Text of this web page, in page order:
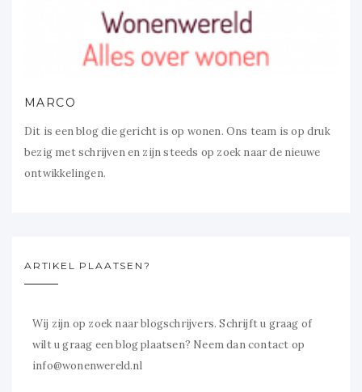
MARCO
Dit is een blog die gericht is op wonen. Ons team is op druk
bezig met schrijven en zijn steeds op zoek naar de nieuwe
ontwikkelingen.
ARTIKEL PLAATSEN?
Wij zijn op zoek naar blogschrijvers. Schrijft u graag of
wilt u graag een blog plaatsen? Neem dan contact op
info@wonenwereld.nl